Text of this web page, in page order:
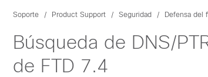
Soporte Product Support Seguridad Defensa del
Búsqueda de DNS/
de FTD 7.4